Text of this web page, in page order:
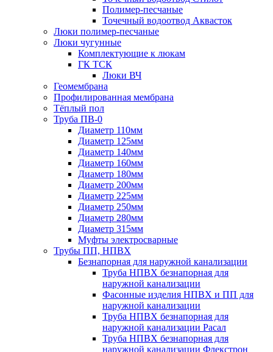
Полимер-песчаные
Точечный водоотвод Аквасток
Люки полимер-песчаные
Люки чугунные
Комплектующие к люкам
ГК ТСК
Люки ВЧ
Геомембрана
Профилированная мембрана
Тёплый пол
Труба ПВ-0
Диаметр 110мм
Диаметр 125мм
Диаметр 140мм
Диаметр 160мм
Диаметр 180мм
Диаметр 200мм
Диаметр 225мм
Диаметр 250мм
Диаметр 280мм
Диаметр 315мм
Муфты электросварные
Трубы ПП, НПВХ
Безнапорная для наружной канализации
Труба НПВХ безнапорная для
наружной канализации
Фасонные изделия НПВХ и ПП для
наружной канализации
Труба НПВХ безнапорная для
наружной канализации Расал
Труба НПВХ безнапорная для
наружной канализации Флекстрон